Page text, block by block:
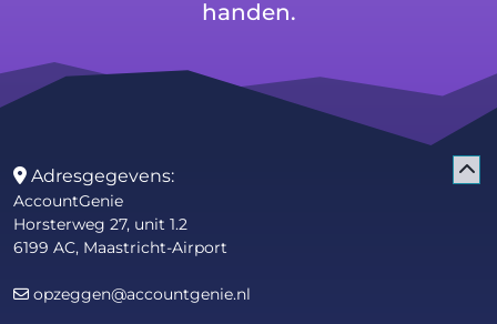
handen.
Adresgegevens:
AccountGenie
Horsterweg 27, unit 1.2
6199 AC, Maastricht-Airport
opzeggen@accountgenie.nl